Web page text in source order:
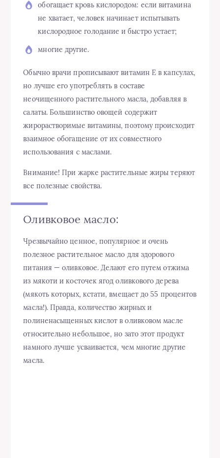
обогащает кровь кислородом: если витамина
не хватает, человек начинает испытывать
кислородное голодание и быстро устает;
многие другие.
Обычно врачи прописывают витамин Е в капсулах,
но лучше его употреблять в составе
неочищенного растительного масла, добавляя в
салаты. Большинство овощей содержит
жирорастворимые витамины, поэтому происходит
взаимное обогащение от их совместного
использования с маслами.
Внимание! При жарке растительные жиры теряют
все полезные свойства.
Оливковое масло:
Чрезвычайно ценное, популярное и очень
полезное растительное масло для здорового
питания — оливковое. Делают его путем отжима
из мякоти и косточек ягод оливкового дерева
(мякоть которых, кстати, вмещает до 55 процентов
масла!). Правда, количество жирных и
полиненасыщенных кислот в оливковом масле
относительно небольшое, но зато этот продукт
намного лучше усваивается, чем многие другие
масла.